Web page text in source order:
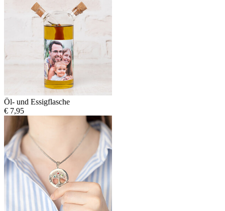
Öl- und Essigflasche
€ 7,95